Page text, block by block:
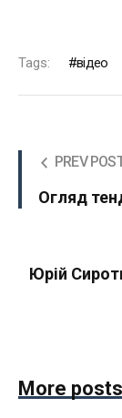
Tags: відео
PREV
Огляд
Юрій
More posts